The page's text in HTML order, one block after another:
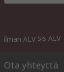
ilman ALV Sis ALV
Ota yhteyttä